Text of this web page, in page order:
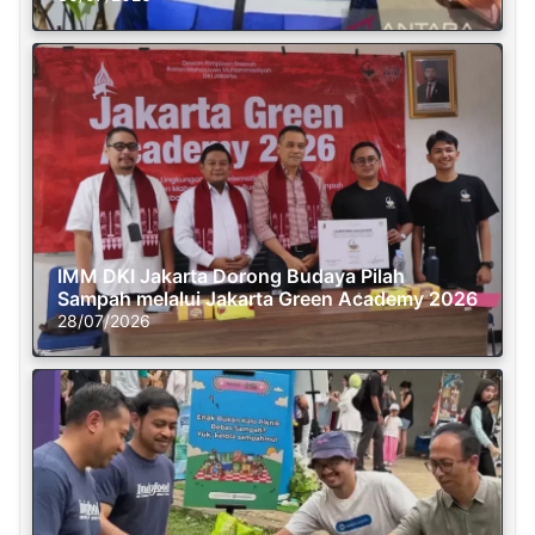
IMM DKI Jakarta Dorong Budaya Pilah
Sampah melalui Jakarta Green Academy 2026
28/07/2026